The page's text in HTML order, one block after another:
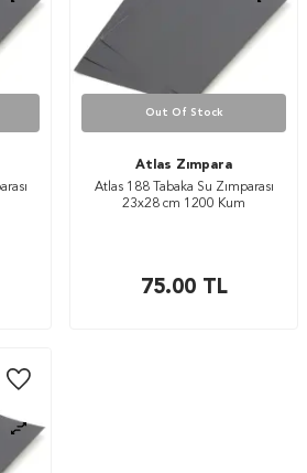
Out Of Stock
Atlas Zımpara
Atlas 188 Tabaka Su Zımparası
23x28 cm 1200 Kum
75.00TL